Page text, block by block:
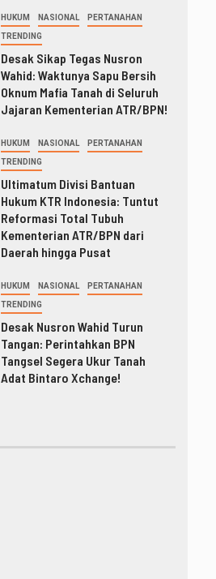
HUKUM NASIONAL PERTANAHAN
TRENDING
Desak Sikap Tegas Nusron
Wahid: Waktunya Sapu Bersih
Oknum Mafia Tanah di Seluruh
Jajaran Kementerian ATR/BPN!
HUKUM NASIONAL PERTANAHAN
TRENDING
Ultimatum Divisi Bantuan
Hukum KTR Indonesia: Tuntut
Reformasi Total Tubuh
Kementerian ATR/BPN dari
Daerah hingga Pusat
HUKUM NASIONAL PERTANAHAN
TRENDING
Desak Nusron Wahid Turun
Tangan: Perintahkan BPN
Tangsel Segera Ukur Tanah
Adat Bintaro Xchange!